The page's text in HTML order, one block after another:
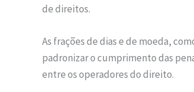
de direitos.
As frações de dias e de moeda,
padronizar o cumprimento das
entre os operadores do direito.